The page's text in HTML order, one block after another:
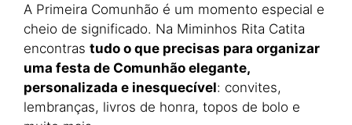
A Primeira Comunhão é um momento especial e
cheio de significado. Na Miminhos Rita Catita
encontras tudo o que precisas para organizar
uma festa de Comunhão elegante,
personalizada e inesquecível: convites,
lembranças, livros de honra, topos de bolo e